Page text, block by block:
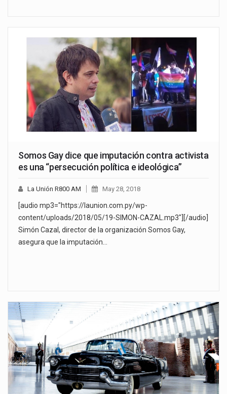
Somos Gay dice que imputación contra activista
es una “persecución política e ideológica”
La Unión R800 AM May 28, 2018
[audio mp3="https://launion.com.py/wp-
content/uploads/2018/05/19-SIMON-CAZAL.mp3"][/audio]
Simón Cazal, director de la organización Somos Gay,
asegura que la imputación…